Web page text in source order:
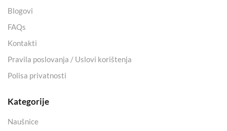
Blogovi
FAQs
Kontakti
Pravila poslovanja / Uslovi korištenja
Polisa privatnosti
Kategorije
Naušnice